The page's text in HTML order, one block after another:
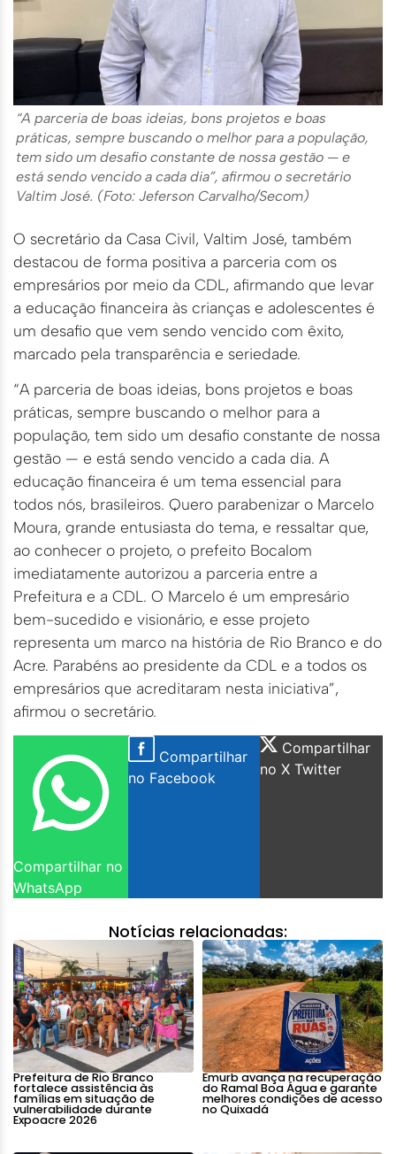
“A parceria de boas ideias, bons projetos e boas
práticas, sempre buscando o melhor para a população,
tem sido um desafio constante de nossa gestão — e
está sendo vencido a cada dia”, afirmou o secretário
Valtim José. (Foto: Jeferson Carvalho/Secom)
O secretário da Casa Civil, Valtim José, também
destacou de forma positiva a parceria com os
empresários por meio da CDL, afirmando que levar
a educação financeira às crianças e adolescentes é
um desafio que vem sendo vencido com êxito,
marcado pela transparência e seriedade.
“A parceria de boas ideias, bons projetos e boas
práticas, sempre buscando o melhor para a
população, tem sido um desafio constante de nossa
gestão — e está sendo vencido a cada dia. A
educação financeira é um tema essencial para
todos nós, brasileiros. Quero parabenizar o Marcelo
Moura, grande entusiasta do tema, e ressaltar que,
ao conhecer o projeto, o prefeito Bocalom
imediatamente autorizou a parceria entre a
Prefeitura e a CDL. O Marcelo é um empresário
bem-sucedido e visionário, e esse projeto
representa um marco na história de Rio Branco e do
Acre. Parabéns ao presidente da CDL e a todos os
empresários que acreditaram nesta iniciativa”,
afirmou o secretário.
Compartilhar no
WhatsApp
Compartilhar
no Facebook
Compartilhar
no X Twitter
Notícias relacionadas:
Prefeitura de Rio Branco
fortalece assistência às
famílias em situação de
vulnerabilidade durante
Expoacre 2026
Emurb avança na recuperação
do Ramal Boa Água e garante
melhores condições de acesso
no Quixadá